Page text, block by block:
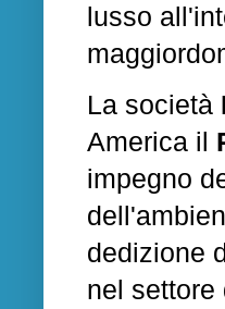
lusso
La società
America il
impegno
dedizione
nel settore